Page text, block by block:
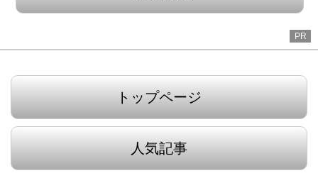
PR
トップページ
人気記事